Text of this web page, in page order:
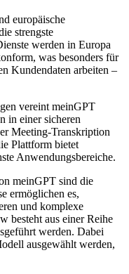
europäische
strengste
werden in Europa
was besonders für
Kundendaten arbeiten –
vereint meinGPT
in einer sicheren
Meeting-Transkription
Plattform bietet
Anwendungsbereiche.
meinGPT sind die
ermöglichen es,
und komplexe
besteht aus einer Reihe
werden. Dabei
ausgewählt werden,